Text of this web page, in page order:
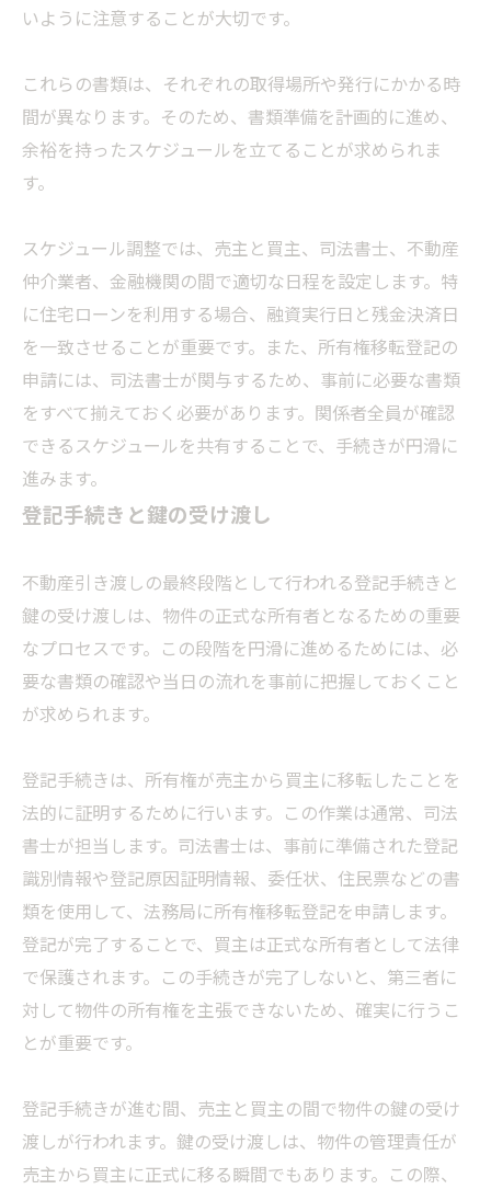
いように注意することが大切です。
これらの書類は、それぞれの取得場所や発行にかかる時
間が異なります。そのため、書類準備を計画的に進め、
余裕を持ったスケジュールを立てることが求められま
す。
スケジュール調整では、売主と買主、司法書士、不動産
仲介業者、金融機関の間で適切な日程を設定します。特
に住宅ローンを利用する場合、融資実行日と残金決済日
を一致させることが重要です。また、所有権移転登記の
申請には、司法書士が関与するため、事前に必要な書類
をすべて揃えておく必要があります。関係者全員が確認
できるスケジュールを共有することで、手続きが円滑に
進みます。
登記手続きと鍵の受け渡し
不動産引き渡しの最終段階として行われる登記手続きと
鍵の受け渡しは、物件の正式な所有者となるための重要
なプロセスです。この段階を円滑に進めるためには、必
要な書類の確認や当日の流れを事前に把握しておくこと
が求められます。
登記手続きは、所有権が売主から買主に移転したことを
法的に証明するために行います。この作業は通常、司法
書士が担当します。司法書士は、事前に準備された登記
識別情報や登記原因証明情報、委任状、住民票などの書
類を使用して、法務局に所有権移転登記を申請します。
登記が完了することで、買主は正式な所有者として法律
で保護されます。この手続きが完了しないと、第三者に
対して物件の所有権を主張できないため、確実に行うこ
とが重要です。
登記手続きが進む間、売主と買主の間で物件の鍵の受け
渡しが行われます。鍵の受け渡しは、物件の管理責任が
売主から買主に正式に移る瞬間でもあります。この際、